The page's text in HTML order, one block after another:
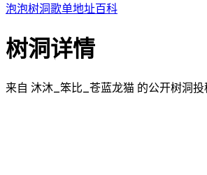
泡泡树洞歌单地址百科
树洞详情
来自 沐沐_笨比_苍蓝龙猫 的公开树洞